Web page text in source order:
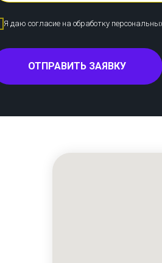
Я даю согласие на обработку
ОТПРАВИТЬ ЗАЯВКУ